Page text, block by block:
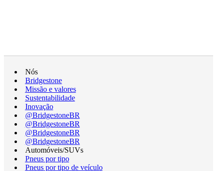
Nós
Bridgestone
Missão e valores
Sustentabilidade
Inovação
@BridgestoneBR
@BridgestoneBR
@BridgestoneBR
@BridgestoneBR
Automóveis/SUVs
Pneus por tipo
Pneus por tipo de veículo